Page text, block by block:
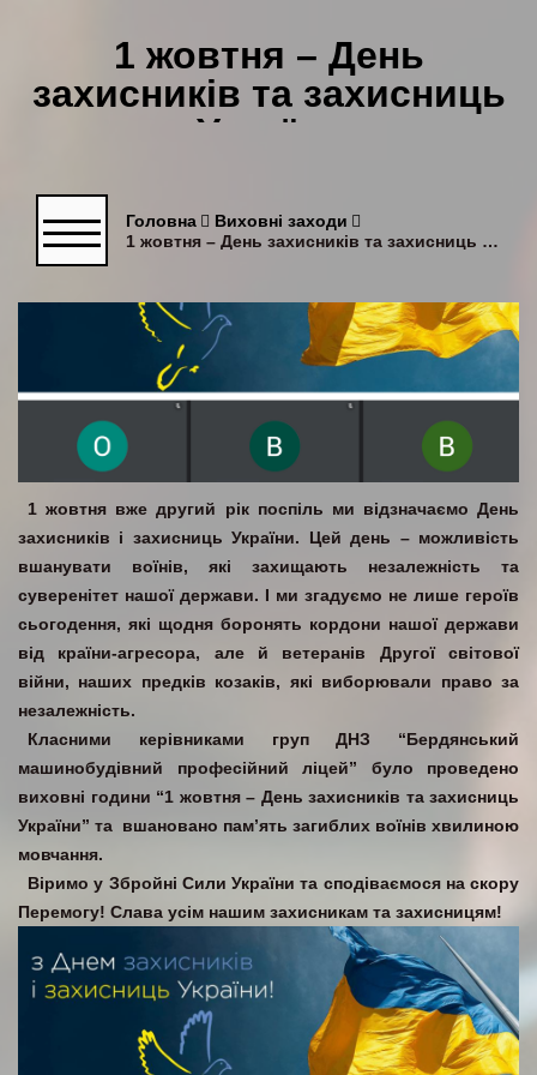
1 жовтня – День
захисників та захисниць
України
Головна
Виховні заходи
1 жовтня – День захисників та захисниць України
1 жовтня вже другий рік поспіль ми відзначаємо День
захисників і захисниць України. Цей день – можливість
вшанувати воїнів, які захищають незалежність та
суверенітет нашої держави. І ми згадуємо не лише героїв
сьогодення, які щодня боронять кордони нашої держави
від країни-агресора, але й ветеранів Другої світової
війни, наших предків козаків, які виборювали право за
незалежність.
Класними керівниками груп ДНЗ “Бердянський
машинобудівний професійний ліцей” було проведено
виховні години “1 жовтня – День захисників та захисниць
України” та вшановано пам’ять загиблих воїнів хвилиною
мовчання.
Віримо у Збройні Сили України та сподіваємося на скору
Перемогу! Слава усім нашим захисникам та захисницям!